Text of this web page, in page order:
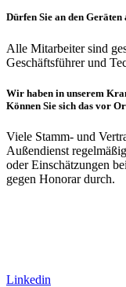
Dürfen Sie an den Geräten
Alle Mitarbeiter sind
Geschäftsführer und
Wir haben in unserem
Können Sie sich das vor
Viele Stamm- und
Außendienst
oder Einschätzungen
gegen Honorar durch.
Linkedin